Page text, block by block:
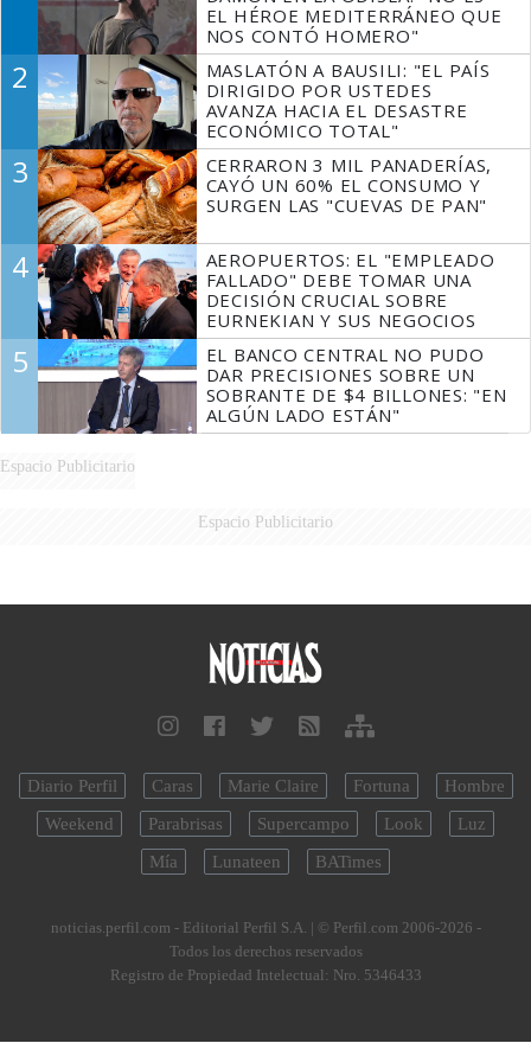
EL HÉROE MEDITERRÁNEO QUE
NOS CONTÓ HOMERO"
2
MASLATÓN A BAUSILI: "EL PAÍS
DIRIGIDO POR USTEDES
AVANZA HACIA EL DESASTRE
ECONÓMICO TOTAL"
3
CERRARON 3 MIL PANADERÍAS,
CAYÓ UN 60% EL CONSUMO Y
SURGEN LAS "CUEVAS DE PAN"
4
AEROPUERTOS: EL "EMPLEADO
FALLADO" DEBE TOMAR UNA
DECISIÓN CRUCIAL SOBRE
EURNEKIAN Y SUS NEGOCIOS
5
EL BANCO CENTRAL NO PUDO
DAR PRECISIONES SOBRE UN
SOBRANTE DE $4 BILLONES: "EN
ALGÚN LADO ESTÁN"
Espacio Publicitario
Espacio Publicitario
Diario Perfil Caras Marie Claire Fortuna
Hombre
Weekend
Parabrisas Supercampo Look
Luz
Mía
Lunateen BATimes
noticias.perfil.com - Editorial Perfil S.A. | © Perfil.com 2006-2026 -
Todos los derechos reservados
Registro de Propiedad Intelectual: Nro. 5346433